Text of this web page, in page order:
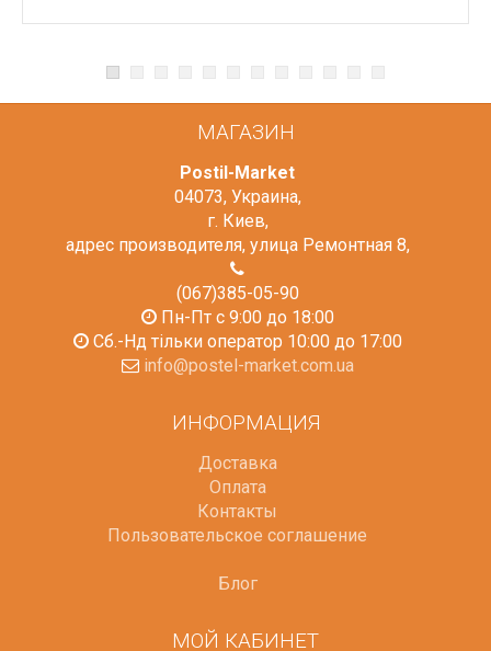
МАГАЗИН
Postil-Market
04073, Украина,
г. Киев,
адрес производителя, улица Ремонтная 8,
(067)385-05-90
Пн-Пт с 9:00 до 18:00
Сб.-Нд тільки оператор 10:00 до 17:00
info@postel-market.com.ua
ИНФОРМАЦИЯ
Доставка
Оплата
Контакты
Пользовательское соглашение
Блог
МОЙ КАБИНЕТ